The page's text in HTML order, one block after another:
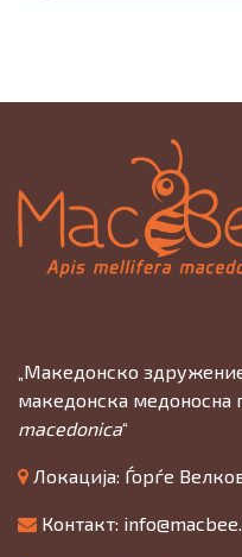
„Македонско
македонска медоносна
macedonica“
Локација: Ѓорѓе
Контакт: